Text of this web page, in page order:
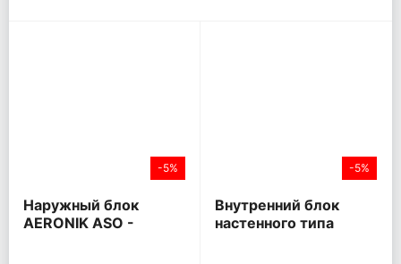
-5%
Наружный блок
AERONIK ASO -
-5%
Внутренний блок
настенного типа